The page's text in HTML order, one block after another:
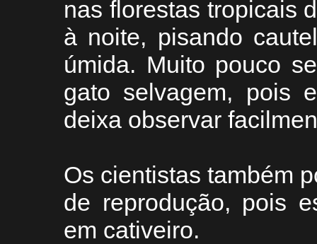
nas florestas tropicais
à noite, pisando
úmida. Muito pouco
gato selvagem, pois
deixa observar
Os cientistas também
de reprodução, pois
em cativeiro.